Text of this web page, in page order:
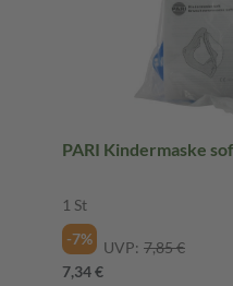
PARI Kindermaske
1 St
-7%
UVP: 7,85 €
7,34 €